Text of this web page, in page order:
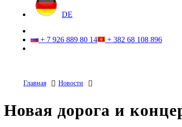
DE
+ 7 926 889 80 14 + 382 68 108 896
Главная Новости
Новая дорога и